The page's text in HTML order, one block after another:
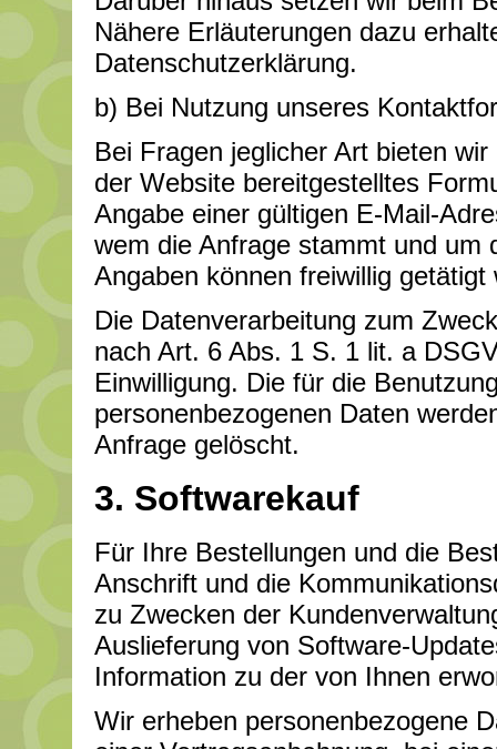
Nähere Erläuterungen dazu
Datenschutzerklärung.
b) Bei Nutzung unseres
Bei Fragen jeglicher Art bieten
der Website bereitgestelltes
Angabe einer gültigen E-Mail-
wem die Anfrage stammt und um
Angaben können freiwillig getätigt
Die Datenverarbeitung zum
nach Art. 6 Abs. 1 S. 1 lit. a
Einwilligung. Die für die
personenbezogenen Daten
Anfrage gelöscht.
3. Softwarekauf
Für Ihre Bestellungen und die
Anschrift und die
zu Zwecken der
Auslieferung von Software-
Information zu der von Ihnen
Wir erheben personenbezogene